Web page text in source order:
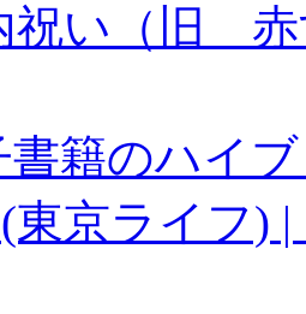
祝い（旧 赤
籍のハイ
東京ライフ)